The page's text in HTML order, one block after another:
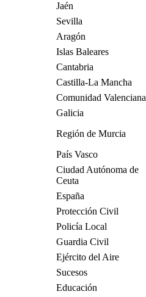
Jaén
Sevilla
Aragón
Islas Baleares
Cantabria
Castilla-La Mancha
Comunidad Valenciana
Galicia
Región de Murcia
País Vasco
Ciudad Autónoma de
Ceuta
España
Protección Civil
Policía Local
Guardia Civil
Ejército del Aire
Sucesos
Educación